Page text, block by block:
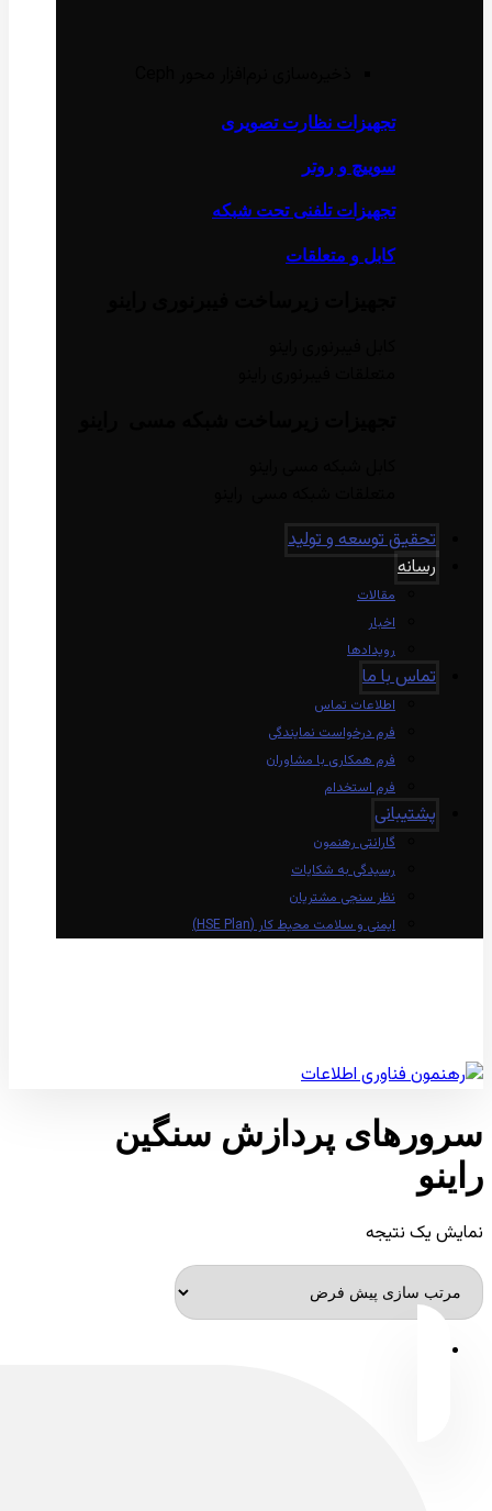
تجهیزات نظارت تصویری
سوییچ و روتر
تجهیزات تلفنی تحت شبکه
کابل و متعلقات
تحقیق توسعه و تولید
رسانه
مقالات
اخبار
رویدادها
تماس با ما
اطلاعات تماس
فرم درخواست نمایندگی
فرم همکاری با مشاوران
فرم استخدام
پشتیبانی
گارانتی رهنمون
رسیدگی به شکایات
نظر سنجی مشتریان
ایمنی و سلامت محیط کار (HSE Plan)
سرورهای پردازش سنگین
راینو
نمایش یک نتیجه